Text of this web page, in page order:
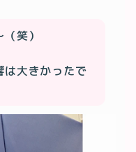
笑）
は大きかったで